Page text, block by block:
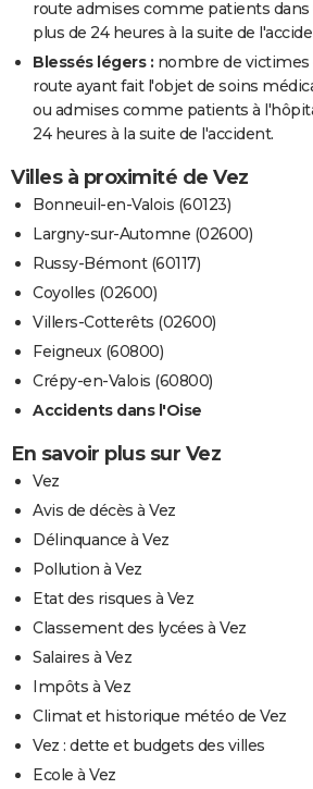
route admises comme patients
plus de 24 heures à la suite de
Blessés légers : nombre de victimes
route ayant fait l'objet de soins
ou admises comme patients à
24 heures à la suite de l'accident.
Villes à proximité de Vez
Bonneuil-en-Valois (60123)
Largny-sur-Automne (02600)
Russy-Bémont (60117)
Coyolles (02600)
Villers-Cotterêts (02600)
Feigneux (60800)
Crépy-en-Valois (60800)
Accidents dans l'Oise
En savoir plus sur Vez
Vez
Avis de décès à Vez
Délinquance à Vez
Pollution à Vez
Etat des risques à Vez
Classement des lycées à Vez
Salaires à Vez
Impôts à Vez
Climat et historique météo de Vez
Vez : dette et budgets des villes
Ecole à Vez